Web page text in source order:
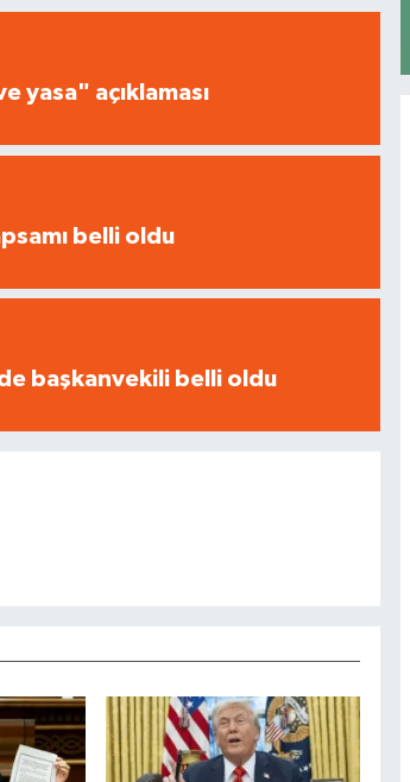
yasa" açıklaması
belli oldu
başkanvekili belli oldu